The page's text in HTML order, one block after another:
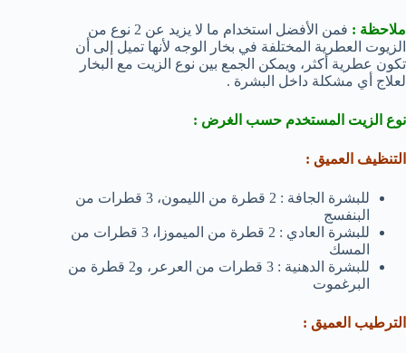
ملاحظة :
فمن الأفضل استخدام ما لا يزيد عن 2 نوع من
الزيوت العطرية المختلفة في بخار الوجه لأنها تميل إلى أن
تكون عطرية أكثر، ويمكن الجمع بين نوع الزيت مع البخار
لعلاج أي مشكلة داخل البشرة .
نوع الزيت المستخدم حسب الغرض :
التنظيف العميق :
للبشرة الجافة : 2 قطرة من الليمون، 3 قطرات من
البنفسج
للبشرة العادي : 2 قطرة من الميموزا، 3 قطرات من
المسك
للبشرة الدهنية : 3 قطرات من العرعر، و2 قطرة من
البرغموت
الترطيب العميق :